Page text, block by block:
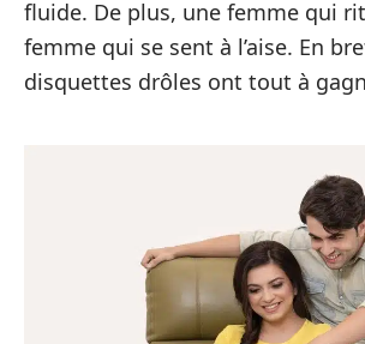
fluide. De plus, une femme qui
femme qui se sent à l’aise. En
disquettes drôles ont tout à